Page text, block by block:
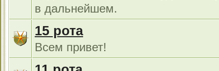
в дальнейшем.
15 рота
Всем привет!